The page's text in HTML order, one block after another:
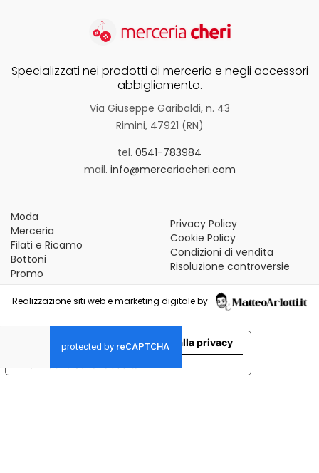
Specializzati nei prodotti di merceria e negli accessori
abbigliamento.
Via Giuseppe Garibaldi, n. 43
Rimini, 47921 (RN)
tel. 0541-783984
mail. info@merceriacheri.com
Moda
Merceria
Filati e Ricamo
Bottoni
Promo
Privacy Policy
Cookie Policy
Condizioni di vendita
Risoluzione controversie
Realizzazione siti web e marketing digitale by
Le tue preferenze relative alla privacy